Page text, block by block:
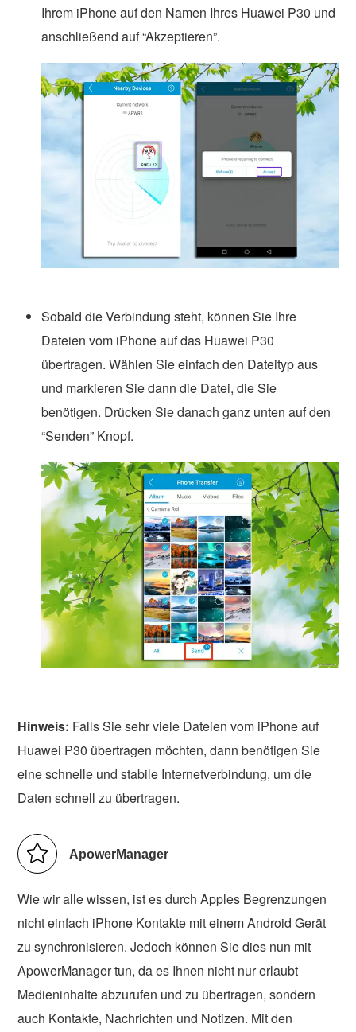
Ihrem iPhone auf den Namen Ihres Huawei P30 und
anschließend auf “Akzeptieren”.
Sobald die Verbindung steht, können Sie Ihre
Dateien vom iPhone auf das Huawei P30
übertragen. Wählen Sie einfach den Dateityp aus
und markieren Sie dann die Datei, die Sie
benötigen. Drücken Sie danach ganz unten auf den
“Senden” Knopf.
Hinweis: Falls Sie sehr viele Dateien vom iPhone auf
Huawei P30 übertragen möchten, dann benötigen Sie
eine schnelle und stabile Internetverbindung, um die
Daten schnell zu übertragen.
ApowerManager
Wie wir alle wissen, ist es durch Apples Begrenzungen
nicht einfach iPhone Kontakte mit einem Android Gerät
zu synchronisieren. Jedoch können Sie dies nun mit
ApowerManager tun, da es Ihnen nicht nur erlaubt
Medieninhalte abzurufen und zu übertragen, sondern
auch Kontakte, Nachrichten und Notizen. Mit den